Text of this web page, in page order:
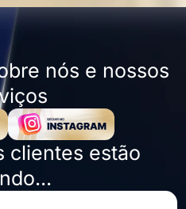
nós e nossos
clientes estão